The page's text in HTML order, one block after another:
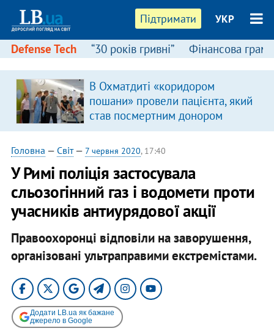
Підтримати УКР
Defense Tech “30 років гривні” Фінансова
В Охматдиті «коридором
пошани» провели пацієнта, який
став посмертним донором
Головна — Світ— 7 червня 2020, 17:40
У Римі поліція застосувала
сльозогінний газ і водомети проти
учасників антиурядової акції
Правоохоронці відповіли на заворушення,
організовані ультраправими екстремістами.
Додати LB.ua як бажане
джерело в Google